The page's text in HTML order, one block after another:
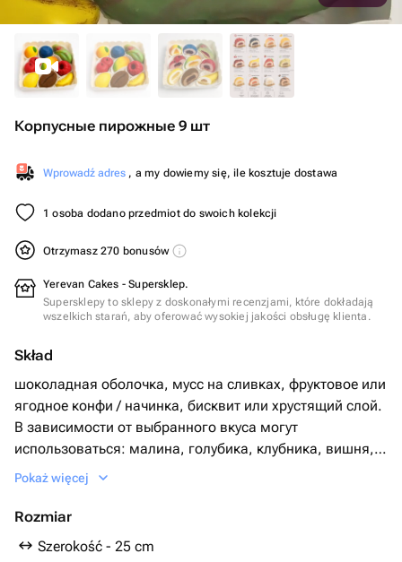
Корпусные пирожные 9 шт
Wprowadź adres , a my dowiemy się, ile kosztuje dostawa
1 osoba dodano przedmiot do swoich kolekcji
Otrzymasz 270 bonusów
Yerevan Cakes - Supersklep.
Supersklepy to sklepy z doskonałymi recenzjami, które dokładają
wszelkich starań, aby oferować wysokiej jakości obsługę klienta.
Skład
шоколадная оболочка, мусс на сливках, фруктовое или
ягодное конфи / начинка, бисквит или хрустящий слой.
В зависимости от выбранного вкуса могут
использоваться: малина, голубика, клубника, вишня,
манго, маракуйя, персик, банан, лимон, мандарин,
Pokaż więcej
Rozmiar
Szerokość - 25 cm